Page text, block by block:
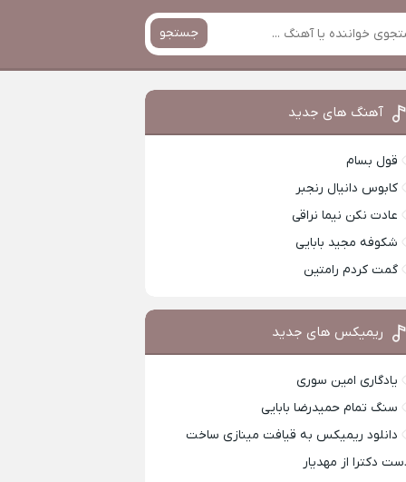
جستجو
آهنگ های جدید
قول بسام
کابوس دانیال رنجبر
عادت نکن نیما نراقی
شکوفه مجید بابایی
گمت کردم رامتین
ریمیکس های جدید
یادگاری امین سوری
سنگ تمام حمیدرضا بابایی
دانلود ریمیکس به قیافت مینازی ساخت
دکترا از مهدیار